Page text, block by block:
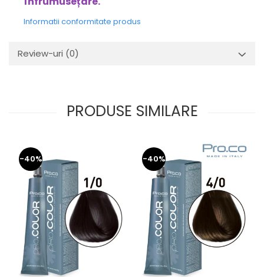
Informatii conformitate produs
Review-uri (0)
PRODUSE SIMILARE
-40% -40%